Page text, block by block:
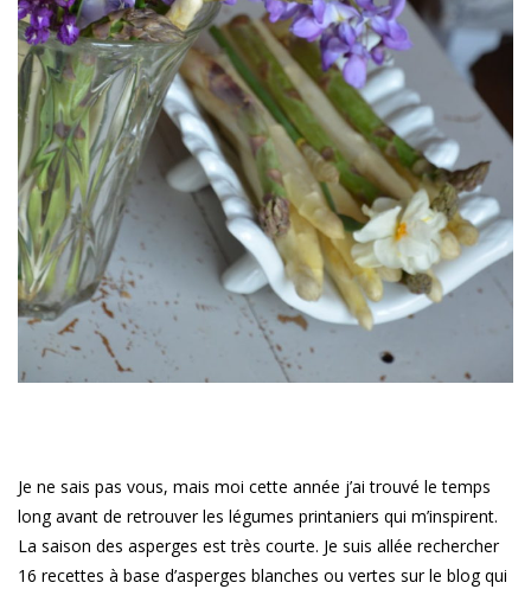
Je ne sais pas vous, mais moi cette année j’ai trouvé le temps
long avant de retrouver les légumes printaniers qui m’inspirent.
La saison des asperges est très courte. Je suis allée rechercher
16 recettes à base d’asperges blanches ou vertes sur le blog qui